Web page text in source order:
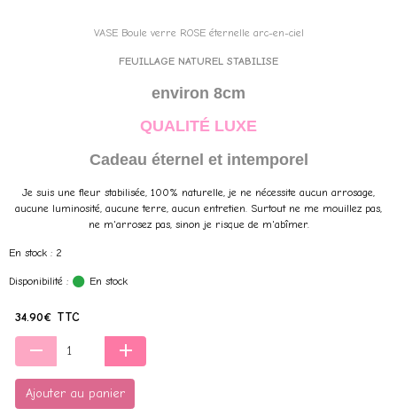
VASE Boule verre ROSE éternelle arc-en-ciel
FEUILLAGE NATUREL STABILISE
environ 8cm
QUALITÉ LUXE
Cadeau éternel et intemporel
Je suis une fleur stabilisée, 100% naturelle, je ne nécessite aucun arrosage,
aucune luminosité, aucune terre, aucun entretien. Surtout ne me mouillez pas,
ne m'arrosez pas, sinon je risque de m'abîmer.
En stock : 2
Disponibilité : En stock
34.90€ TTC
Ajouter au panier